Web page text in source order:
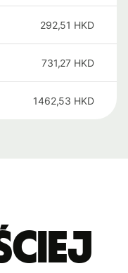
292,51 HKD
731,27 HKD
1462,53 HKD